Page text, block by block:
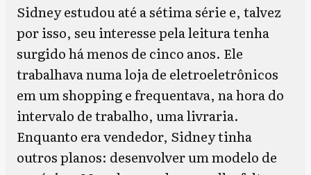
Sidney estudou até a sétima série e, talvez
por isso, seu interesse pela leitura tenha
surgido há menos de cinco anos. Ele
trabalhava numa loja de eletroeletrônicos
em um shopping e frequentava, na hora do
intervalo de trabalho, uma livraria.
Enquanto era vendedor, Sidney tinha
outros planos: desenvolver um modelo de